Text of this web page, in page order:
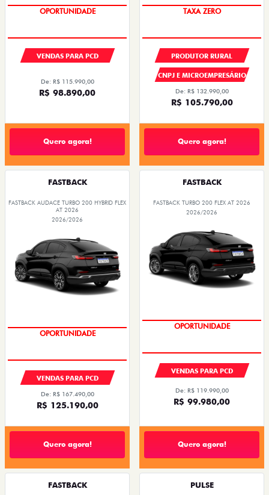
OPORTUNIDADE
VENDAS PARA PCD
De: R$ 115.990,00
R$ 98.890,00
Quero agora!
TAXA ZERO
PRODUTOR RURAL
CNPJ E MICROEMPRESÁRIO
De: R$ 132.990,00
R$ 105.790,00
Quero agora!
FASTBACK
FASTBACK AUDACE TURBO 200 HYBRID FLEX
AT 2026
2026/2026
OPORTUNIDADE
VENDAS PARA PCD
De: R$ 167.490,00
R$ 125.190,00
Quero agora!
FASTBACK
FASTBACK TURBO 200 FLEX AT 2026
2026/2026
OPORTUNIDADE
VENDAS PARA PCD
De: R$ 119.990,00
R$ 99.980,00
Quero agora!
FASTBACK PULSE